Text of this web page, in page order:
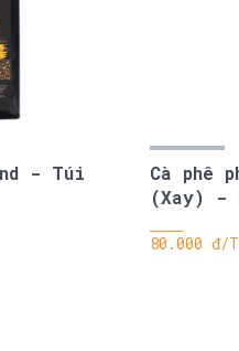
- Túi
Cà phê
(Xay) -
80.000 đ/